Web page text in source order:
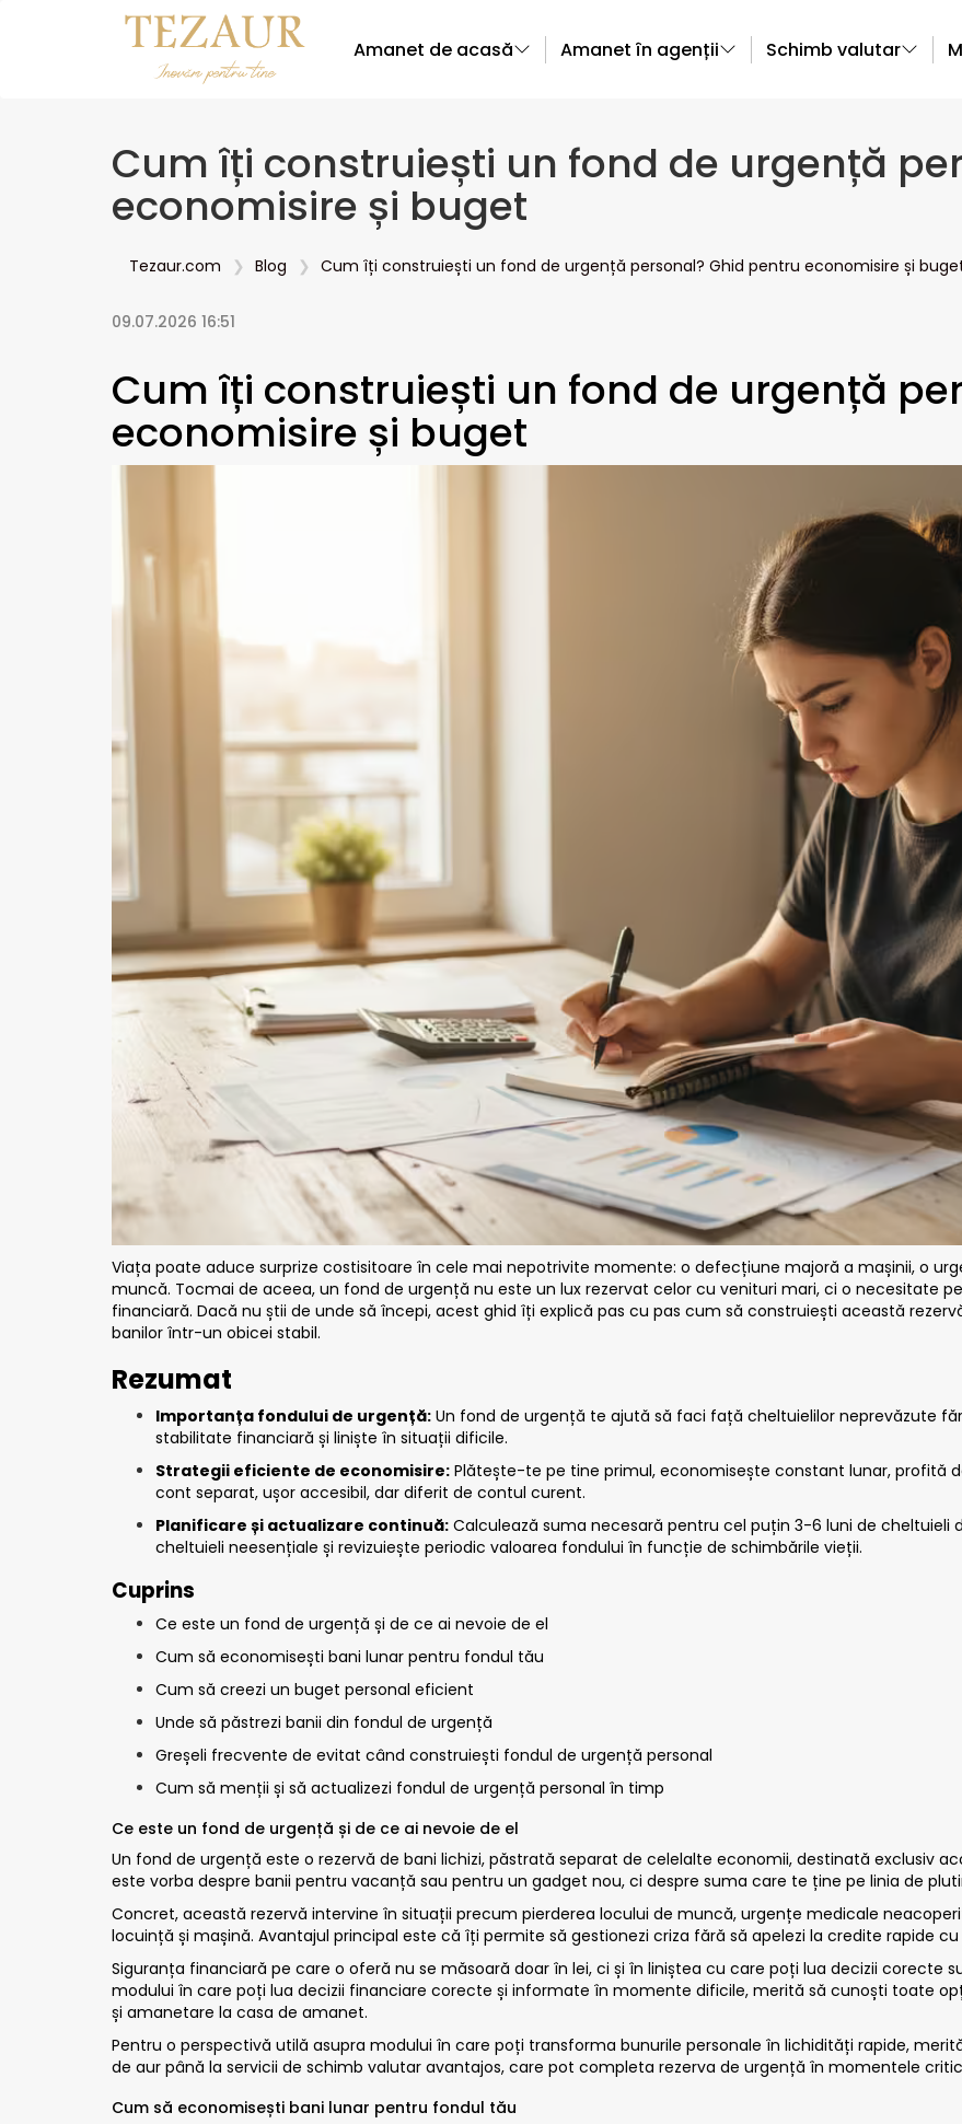
Amanet de acasă Amanet în agenții Schimb valutar
Cum îți construiești un fond de urgență
economisire și buget
Tezaur.com Blog Cum îți construiești un fond de urgență personal? Ghid pentru economisire și
09.07.2026 16:51
Cum îți construiești un fond de urgență
economisire și buget
Viața poate aduce surprize costisitoare în cele mai nepotrivite momente: o defecțiune majoră a mașinii, o
muncă. Tocmai de aceea, un fond de urgență nu este un lux rezervat celor cu venituri mari, ci o necesitate
financiară. Dacă nu știi de unde să începi, acest ghid îți explică pas cu pas cum să construiești această
banilor într-un obicei stabil.
Rezumat
Importanța fondului de urgență: Un fond de urgență te ajută să faci față cheltuielilor neprevăzute
stabilitate financiară și liniște în situații dificile.
Strategii eficiente de economisire: Plătește-te pe tine primul, economisește constant lunar, profită
cont separat, ușor accesibil, dar diferit de contul curent.
Planificare și actualizare continuă: Calculează suma necesară pentru cel puțin 3-6 luni de cheltuieli
cheltuieli neesențiale și revizuiește periodic valoarea fondului în funcție de schimbările vieții.
Cuprins
Ce este un fond de urgență și de ce ai nevoie de el
Cum să economisești bani lunar pentru fondul tău
Cum să creezi un buget personal eficient
Unde să păstrezi banii din fondul de urgență
Greșeli frecvente de evitat când construiești fondul de urgență personal
Cum să menții și să actualizezi fondul de urgență personal în timp
Ce este un fond de urgență și de ce ai nevoie de el
Un fond de urgență este o rezervă de bani lichizi, păstrată separat de celelalte economii, destinată exclusiv
este vorba despre banii pentru vacanță sau pentru un gadget nou, ci despre suma care te ține pe linia de
Concret, această rezervă intervine în situații precum pierderea locului de muncă, urgențe medicale
locuință și mașină. Avantajul principal este că îți permite să gestionezi criza fără să apelezi la credite rapide
Siguranța financiară pe care o oferă nu se măsoară doar în lei, ci și în liniștea cu care poți lua decizii corecte
modului în care poți lua decizii financiare corecte și informate în momente dificile, merită să cunoști toate
și amanetare la casa de amanet.
Pentru o perspectivă utilă asupra modului în care poți transforma bunurile personale în lichidități rapide,
de aur până la servicii de schimb valutar avantajos, care pot completa rezerva de urgență în momentele
Cum să economisești bani lunar pentru fondul tău